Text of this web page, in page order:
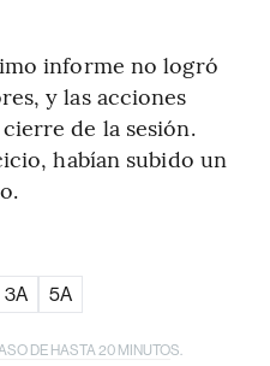
informe no logró
y las acciones
de la sesión.
habían subido un
3A 5A
DE HASTA 20 MINUTOS.